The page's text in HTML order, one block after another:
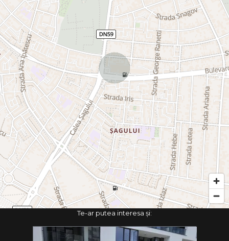
Te-ar putea interesa și: